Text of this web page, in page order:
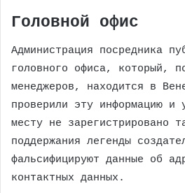
Головной офис
Администрация посредника
головного офиса, который,
менеджеров, находится в
проверили эту информацию и
месту не зарегистрировано
поддержания легенды
фальсифицируют данные об
контактных данных.